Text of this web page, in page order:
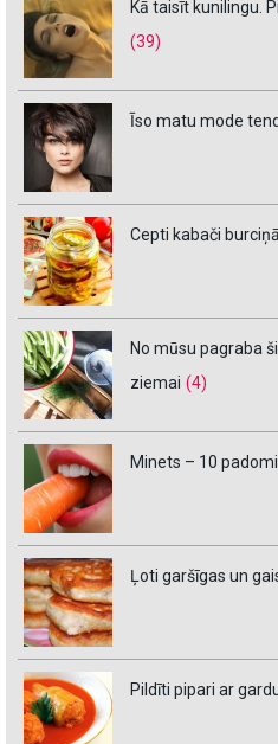
Kā taisīt kunilingu.
(39)
Īso matu mode
Cepti kabači
No mūsu pagraba
ziemai (4)
Minets – 10
Ļoti garšīgas un
Pildīti pipari ar